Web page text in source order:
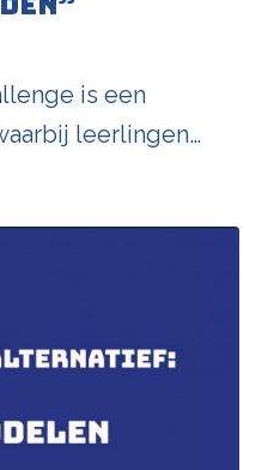
is een
leerlingen…